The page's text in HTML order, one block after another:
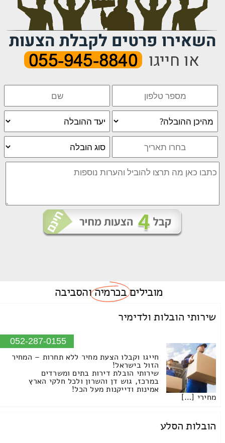
מוביליםבכרמיהוהסביבה
שירותי הובלות ולדימיר
052-287-0155
חייגו וקבלו הצעת מחיר ללא תחרות – המחיר
הזול בישראל!
שירותי הובלת דירות בתים ומשרדים
במרכז, גוש דן והשרון ולכל חלקי הארץ
אמינות ודייקנות מעל הכל!
מחירי […]
הובלות הסלע